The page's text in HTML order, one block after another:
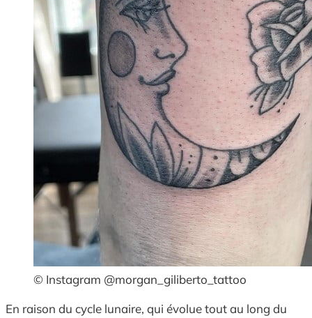
© Instagram @morgan_giliberto_tattoo
En raison du cycle lunaire, qui évolue tout au long du